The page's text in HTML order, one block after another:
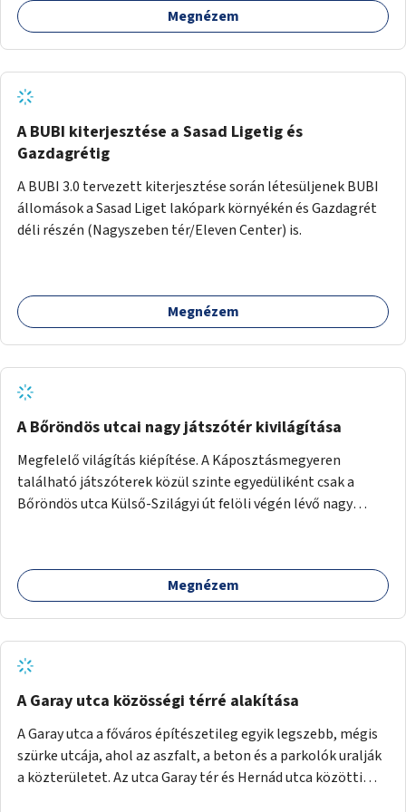
barátságosabbá és zöldebbé lehetne tenni a megállókat.
Megnézem
A BUBI kiterjesztése a Sasad Ligetig és
Gazdagrétig
A BUBI 3.0 tervezett kiterjesztése során létesüljenek BUBI
állomások a Sasad Liget lakópark környékén és Gazdagrét
déli részén (Nagyszeben tér/Eleven Center) is.
Megnézem
A Bőröndös utcai nagy játszótér kivilágítása
Megfelelő világítás kiépítése. A Káposztásmegyeren
található játszóterek közül szinte egyedüliként csak a
Bőröndös utca Külső-Szilágyi út felöli végén lévő nagy
Megnézem
A Garay utca közösségi térré alakítása
A Garay utca a főváros építészetileg egyik legszebb, mégis
szürke utcája, ahol az aszfalt, a beton és a parkolók uralják
a közterületet. Az utca Garay tér és Hernád utca közötti